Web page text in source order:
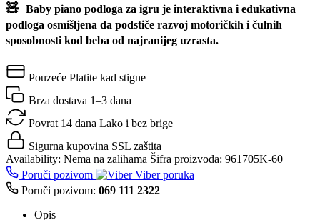
🧸 Baby piano podloga za igru je interaktivna i edukativna
podloga osmišljena da podstiče razvoj motoričkih i čulnih
sposobnosti kod beba od najranijeg uzrasta.
Pouzeće Platite kad stigne
Brza dostava 1–3 dana
Povrat 14 dana Lako i bez brige
Sigurna kupovina SSL zaštita
Availability: Nema na zalihama Šifra proizvoda: 961705K-60
Poruči pozivom
Viber poruka
Poruči pozivom: 069 111 2322
Opis